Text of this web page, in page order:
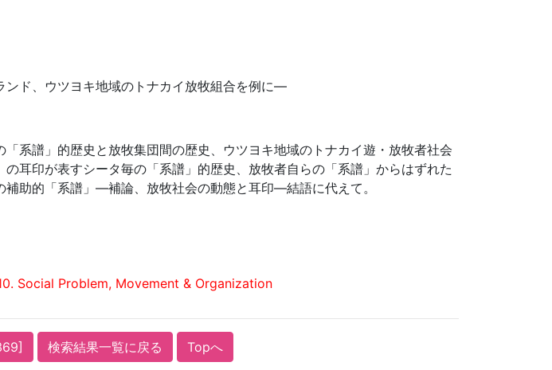
ド、ウツヨキ地域のトナカイ放牧組合を例に—
系譜」的歴史と放牧集団間の歴史、ウツヨキ地域のトナカイ遊・放牧者社会
耳印が表すシータ毎の「系譜」的歴史、放牧者自らの「系譜」からはずれた
助的「系譜」—補論、放牧社会の動態と耳印—結語に代えて。
Social Problem, Movement & Organization
検索結果一覧に戻る Topへ